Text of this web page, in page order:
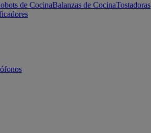
de CocinaBalanzas de CocinaTostadoras